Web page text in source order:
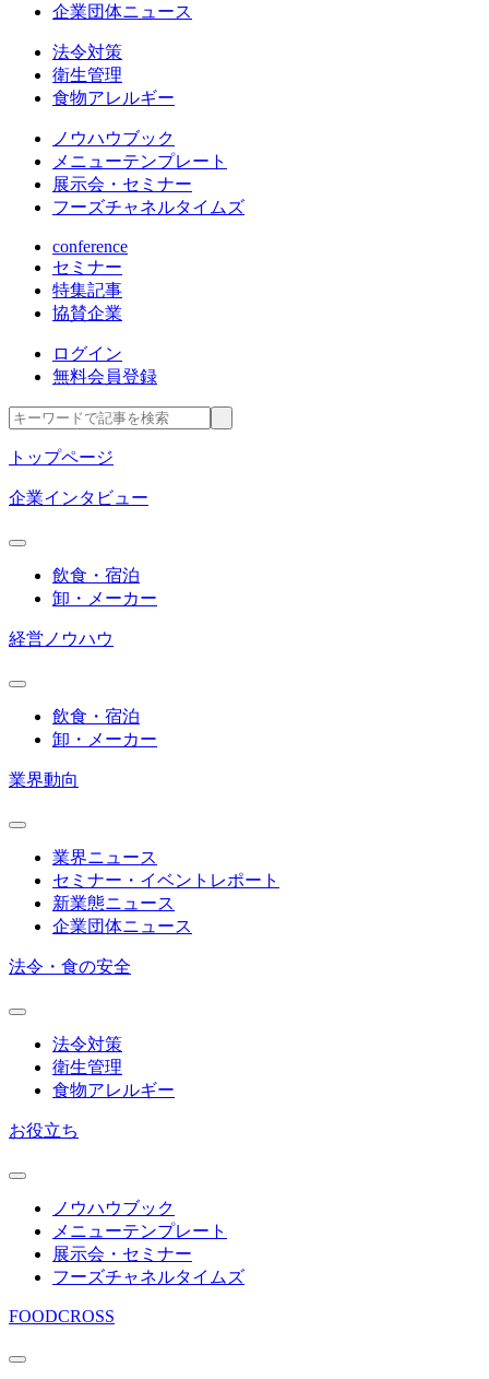
企業団体ニュース
法令対策
衛生管理
食物アレルギー
ノウハウブック
メニューテンプレート
展示会・セミナー
フーズチャネルタイムズ
conference
セミナー
特集記事
協賛企業
ログイン
無料会員登録
トップページ
企業インタビュー
飲食・宿泊
卸・メーカー
経営ノウハウ
飲食・宿泊
卸・メーカー
業界動向
業界ニュース
セミナー・イベントレポート
新業態ニュース
企業団体ニュース
法令・食の安全
法令対策
衛生管理
食物アレルギー
お役立ち
ノウハウブック
メニューテンプレート
展示会・セミナー
フーズチャネルタイムズ
FOODCROSS